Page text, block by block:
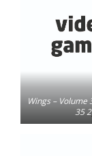
Wings – Volume
35 2